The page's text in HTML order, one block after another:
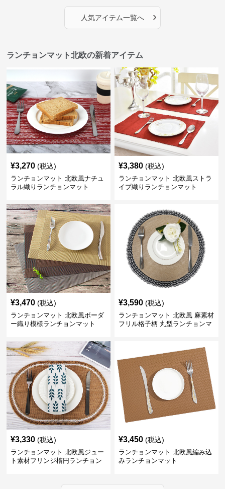
人気アイテム一覧へ ›
ランチョンマット北欧の新着アイテム
¥3,270 (税込)
ランチョンマット 北欧風ナチュ
ラル織りランチョンマット
¥3,380 (税込)
ランチョンマット 北欧風ストラ
イプ織りランチョンマット
¥3,470 (税込)
ランチョンマット 北欧風ボーダ
ー織り模様ランチョンマット
¥3,590 (税込)
ランチョンマット 北欧風 麻素材
フリル格子柄 丸型ランチョンマ
¥3,330 (税込)
ランチョンマット 北欧風ジュー
ト素材フリンジ楕円ランチョン
¥3,450 (税込)
ランチョンマット 北欧風編み込
みランチョンマット